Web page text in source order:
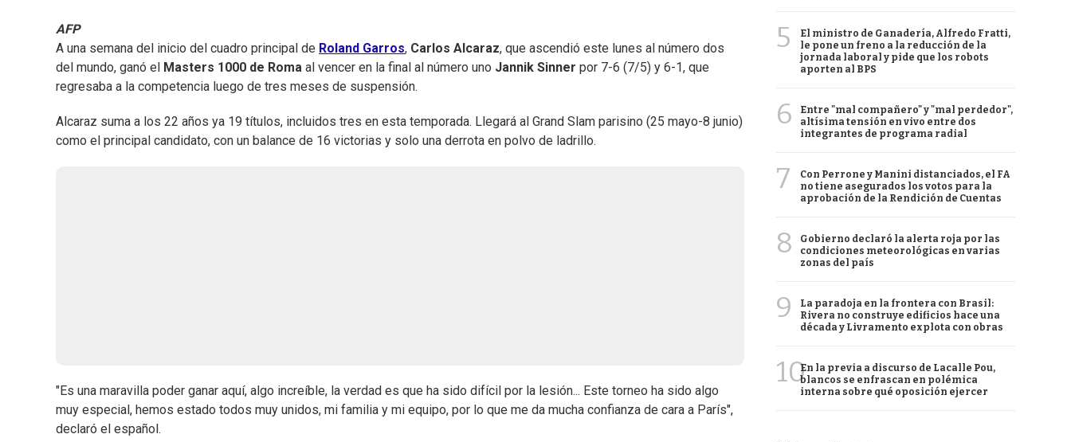
AFP
A una semana del inicio del cuadro principal de Roland Garros, Carlos Alcaraz, que ascendió este lunes al número dos
del mundo, ganó el
Masters 1000 de Roma al vencer en la final al número uno Jannik Sinner por 7-6 (7/5) y 6-1, que
regresaba a la competencia luego de tres meses de suspensión.
Alcaraz suma a los 22 años ya 19 títulos, incluidos tres en esta temporada. Llegará al Grand Slam parisino (25 mayo-8 junio)
como el principal candidato, con un balance de 16 victorias y solo una derrota en polvo de ladrillo.
"Es una maravilla poder ganar aquí, algo increíble, la verdad es que ha sido difícil por la lesión... Este torneo ha sido algo
muy especial, hemos estado todos muy unidos, mi familia y mi equipo, por lo que me da mucha confianza de cara a París",
declaró el español.
5
El ministro de Ganadería, Alfredo Fratti,
le pone un freno a la reducción de la
jornada laboral y pide que los robots
aporten al BPS
6
Entre "mal compañero" y "mal perdedor",
altísima tensión en vivo entre dos
integrantes de programa radial
7
Con Perrone y Manini distanciados, el FA
no tiene asegurados los votos para la
aprobación de la Rendición de Cuentas
8
Gobierno declaró la alerta roja por las
condiciones meteorológicas en varias
zonas del país
9
La paradoja en la frontera con Brasil:
Rivera no construye edificios hace una
década y Livramento explota con obras
10En la previa a discurso de Lacalle Pou,
blancos se enfrascan en polémica
interna sobre qué oposición ejercer